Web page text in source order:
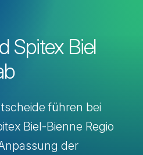
Spitex Biel
führen bei
Biel-Bienne Regio
der